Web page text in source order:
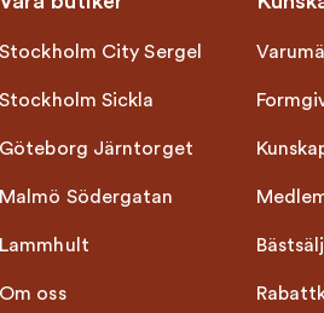
Stockholm City Sergel
Stockholm Sickla
Göteborg Järntorget
Malmö Södergatan
Lammhult
Om oss